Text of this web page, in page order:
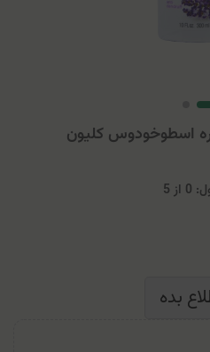
اسطوخودوس کلیون
0 از 5
بده